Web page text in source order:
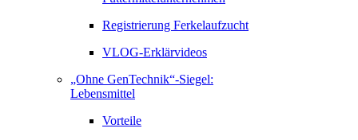
Registrierung Ferkelaufzucht
VLOG-Erklärvideos
„Ohne GenTechnik“-Siegel:
Lebensmittel
Vorteile